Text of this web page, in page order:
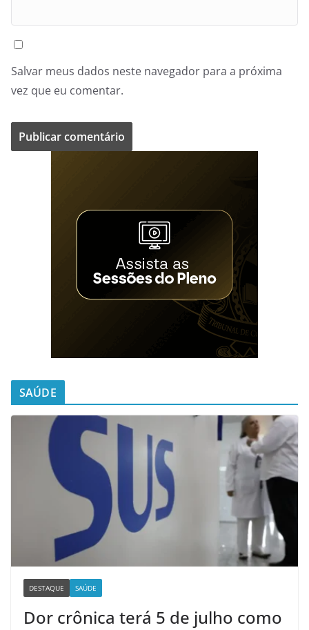
Salvar meus dados neste navegador para a próxima
vez que eu comentar.
SAÚDE
DESTAQUE SAÚDE
Dor crônica terá 5 de julho como